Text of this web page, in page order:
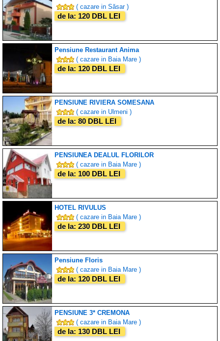
( cazare in Săsar )
de la: 120 DBL LEI
Pensiune Restaurant Anima
( cazare in Baia Mare )
de la: 120 DBL LEI
PENSIUNE RIVIERA SOMESANA
( cazare in Ulmeni )
de la: 80 DBL LEI
PENSIUNEA DEALUL FLORILOR
( cazare in Baia Mare )
de la: 100 DBL LEI
HOTEL RIVULUS
( cazare in Baia Mare )
de la: 230 DBL LEI
Pensiune Floris
( cazare in Baia Mare )
de la: 120 DBL LEI
PENSIUNE 3* CREMONA
( cazare in Baia Mare )
de la: 130 DBL LEI